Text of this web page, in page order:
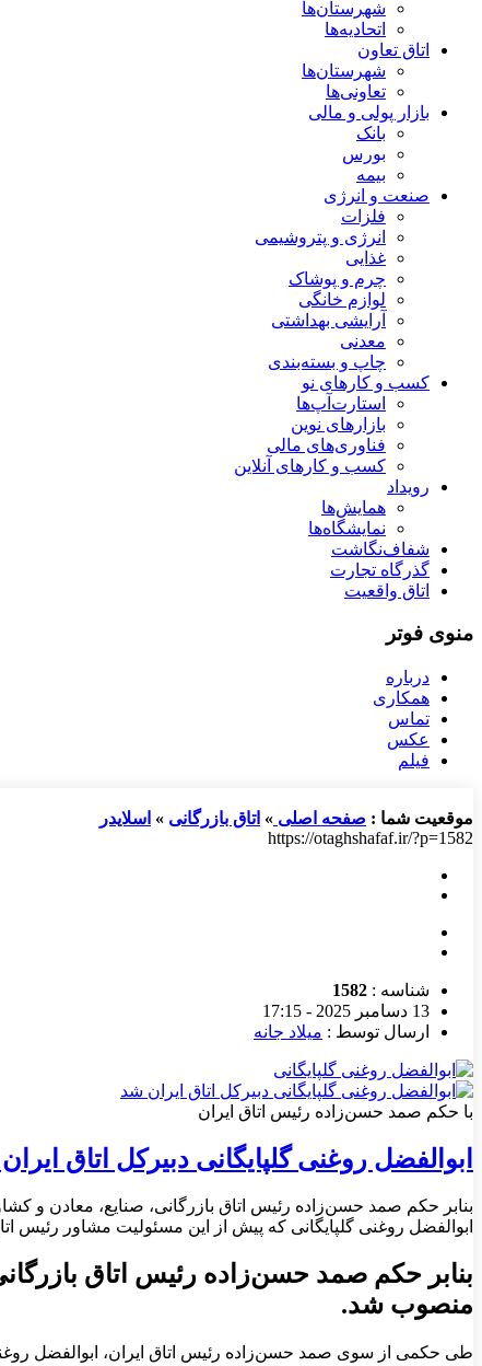
شهرستان‌ها
اتحادیه‌ها
اتاق تعاون
شهرستان‌ها
تعاونی‌ها
بازار پولی و مالی
بانک
بورس
بیمه
صنعت و انرژی
فلزات
انرژی و پتروشیمی
غذایی
چرم و پوشاک
لوازم خانگی
آرایشی بهداشتی
معدنی
چاپ و بسته‌بندی
کسب و کارهای نو
استارت‌آپ‌ها
بازارهای نوین
فناوری‌های مالی
کسب و کارهای آنلاین
رویداد
همایش‌ها
نمایشگاه‌ها
شفاف‌نگاشت
گذرگاه تجارت
اتاق واقعیت
منوی فوتر
درباره
همکاری
تماس
عکس
فیلم
موقعیت شما : صفحه اصلی » اتاق بازرگانی » اسلایدر
https://otaghshafaf.ir/?p=1582
شناسه : 1582
13 دسامبر 2025 - 17:15
ارسال توسط : میلاد جانه
با حکم صمد حسن‌زاده رئیس اتاق ایران
ابوالفضل روغنی گلپایگانی دبیرکل اتاق
بنابر حکم صمد حسن‌زاده رئیس اتاق بازرگانی، صنایع، معادن و
ابوالفضل روغنی گلپایگانی که پیش از این مسئولیت مشاور رئیس
بنابر حکم صمد حسن‌زاده رئیس اتاق
منصوب شد.
طی حکمی از سوی صمد حسن‌زاده رئیس اتاق ایران، ابوالفضل